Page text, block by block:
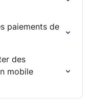
paiements de
des
mobile